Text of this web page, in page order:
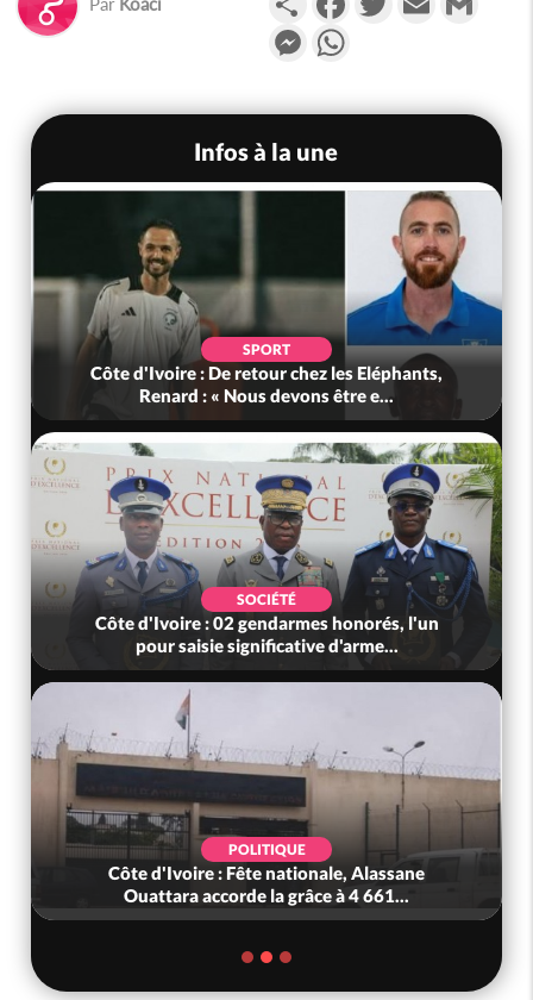
Messenger
Infos à la une
SPORT
Côte d'Ivoire : De retour chez les Eléphants,
Renard : « Nous devons être e...
SOCIÉTÉ
Côte d'Ivoire : 02 gendarmes honorés, l'un
pour saisie significative d'arme...
POLITIQUE
Côte d'Ivoire : Fête nationale, Alassane
Ouattara accorde la grâce à 4 661...